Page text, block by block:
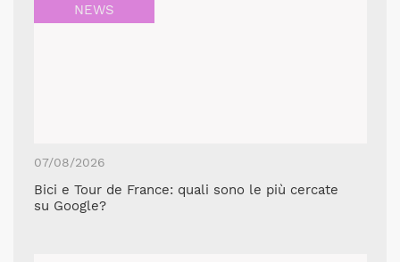
NEWS
07/08/2026
Bici e Tour de France: quali sono le più cercate
su Google?